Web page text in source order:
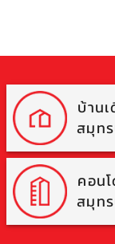
บ้าน
สมุท
คอน
สมุท